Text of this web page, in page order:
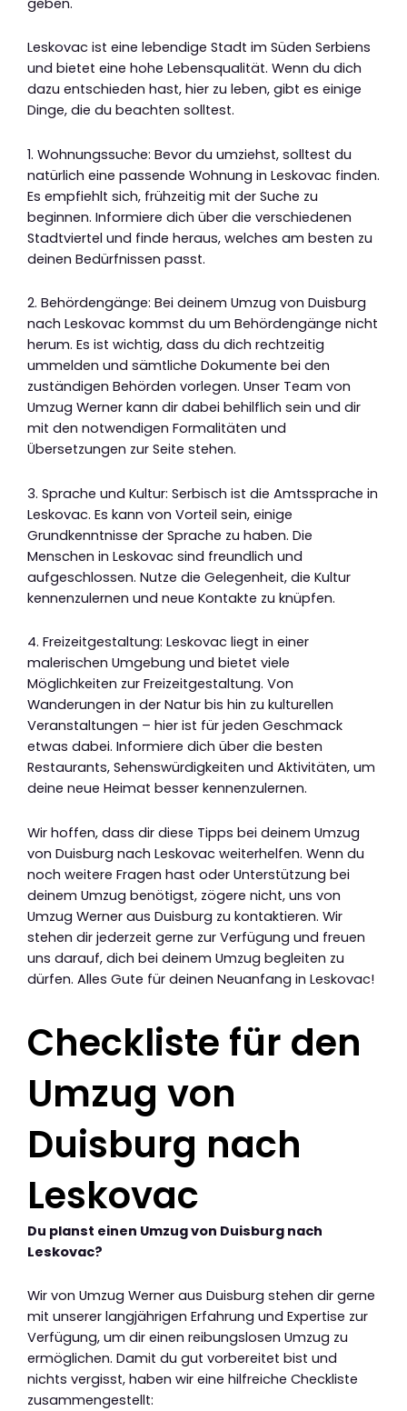
Leskovac ist eine lebendige Stadt im Süden Serbiens
und bietet eine hohe Lebensqualität. Wenn du dich
dazu entschieden hast, hier zu leben, gibt es einige
Dinge, die du beachten solltest.
1. Wohnungssuche: Bevor du umziehst, solltest du
natürlich eine passende Wohnung in Leskovac finden.
Es empfiehlt sich, frühzeitig mit der Suche zu
beginnen. Informiere dich über die verschiedenen
Stadtviertel und finde heraus, welches am besten zu
deinen Bedürfnissen passt.
2. Behördengänge: Bei deinem Umzug von Duisburg
nach Leskovac kommst du um Behördengänge nicht
herum. Es ist wichtig, dass du dich rechtzeitig
ummelden und sämtliche Dokumente bei den
zuständigen Behörden vorlegen. Unser Team von
Umzug Werner kann dir dabei behilflich sein und dir
mit den notwendigen Formalitäten und
Übersetzungen zur Seite stehen.
3. Sprache und Kultur: Serbisch ist die Amtssprache in
Leskovac. Es kann von Vorteil sein, einige
Grundkenntnisse der Sprache zu haben. Die
Menschen in Leskovac sind freundlich und
aufgeschlossen. Nutze die Gelegenheit, die Kultur
kennenzulernen und neue Kontakte zu knüpfen.
4. Freizeitgestaltung: Leskovac liegt in einer
malerischen Umgebung und bietet viele
Möglichkeiten zur Freizeitgestaltung. Von
Wanderungen in der Natur bis hin zu kulturellen
Veranstaltungen – hier ist für jeden Geschmack
etwas dabei. Informiere dich über die besten
Restaurants, Sehenswürdigkeiten und Aktivitäten, um
deine neue Heimat besser kennenzulernen.
Wir hoffen, dass dir diese Tipps bei deinem Umzug
von Duisburg nach Leskovac weiterhelfen. Wenn du
noch weitere Fragen hast oder Unterstützung bei
deinem Umzug benötigst, zögere nicht, uns von
Umzug Werner aus Duisburg zu kontaktieren. Wir
stehen dir jederzeit gerne zur Verfügung und freuen
uns darauf, dich bei deinem Umzug begleiten zu
dürfen. Alles Gute für deinen Neuanfang in Leskovac!
Checkliste für den
Umzug von
Duisburg nach
Leskovac
Du planst einen Umzug von Duisburg nach
Leskovac?
Wir von Umzug Werner aus Duisburg stehen dir gerne
mit unserer langjährigen Erfahrung und Expertise zur
Verfügung, um dir einen reibungslosen Umzug zu
ermöglichen. Damit du gut vorbereitet bist und
nichts vergisst, haben wir eine hilfreiche Checkliste
zusammengestellt: